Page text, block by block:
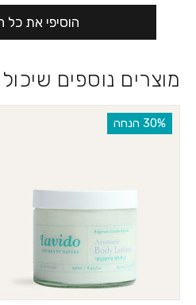
הוסיפי את כל המוצרים לסל
מוצרים נוספים
‫30% הנחה